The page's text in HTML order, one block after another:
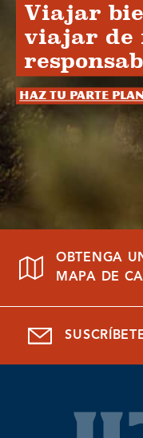
Viajar
viajar de
Haz tu parte
OBTENGA
MAPA DE